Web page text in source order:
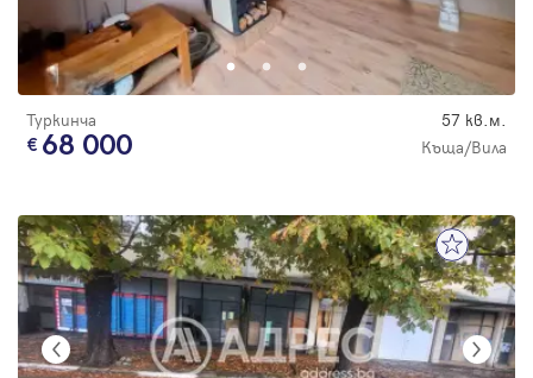
Туркинча 57 кв.м.
68 000 Къща/Вила